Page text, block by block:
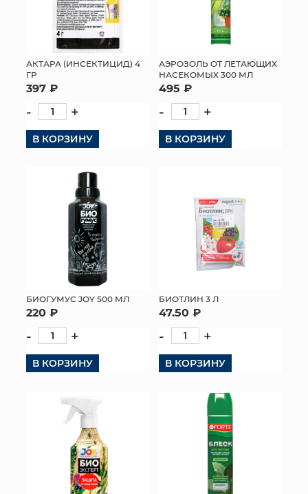
ТОРГОВЫЙ ЦЕНТР
ОПТОВЫМ КЛИЕНТАМ
КОНТАКТЫ
АКТАРА (ИНСЕКТИЦИД) 4
ГР
397 ₽
- +
В КОРЗИНУ
АЭРОЗОЛЬ ОТ ЛЕТАЮЩИХ
НАСЕКОМЫХ 300 МЛ
495 ₽
- +
В КОРЗИНУ
БИОГУМУС JOY 500 МЛ
220 ₽
- +
В КОРЗИНУ
БИОТЛИН 3 Л
47.50 ₽
- +
В КОРЗИНУ